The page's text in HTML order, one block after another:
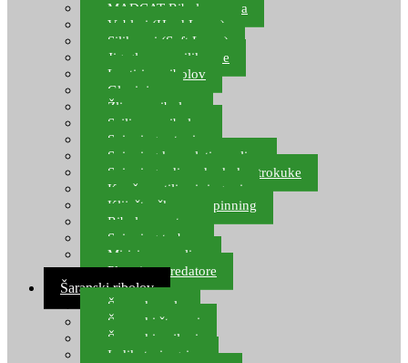
MADCAT Ribolov soma
Vobleri (Hard Lures)
Silikonci (Soft Lures)
Jig glave za silikonce
Leptiri za ribolov
Glavinjare
Žlice za ribolov
Sajlice za ribolov
Spinning setovi
Spinning kompleti varalica
Spinning udice, dvokuke, trokuke
Kopče, vrtilice i ringovi
Kliješta, škare za spinning
Ribolov pastrve
Spinning torbe
Mirisi za varalice
Plovci za predatore
Šaranski ribolov
Šaranske role
Šaranski štapovi
Šaranski najloni
Indikatori ugriza